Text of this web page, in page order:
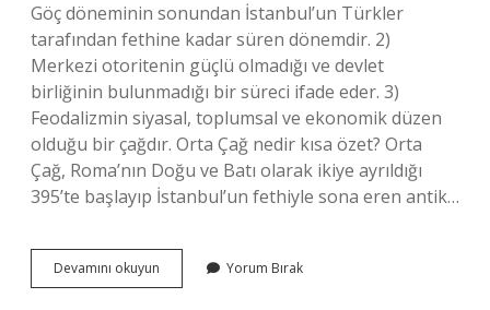
Göç döneminin sonundan İstanbul’un Türkler
tarafından fethine kadar süren dönemdir. 2)
Merkezi otoritenin güçlü olmadığı ve devlet
birliğinin bulunmadığı bir süreci ifade eder. 3)
Feodalizmin siyasal, toplumsal ve ekonomik düzen
olduğu bir çağdır. Orta Çağ nedir kısa özet? Orta
Çağ, Roma’nın Doğu ve Batı olarak ikiye ayrıldığı
395’te başlayıp İstanbul’un fethiyle sona eren antik…
Devamını okuyun
Çağı
Yorum Bırak